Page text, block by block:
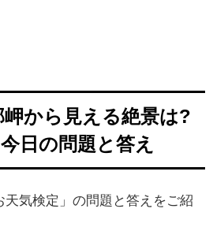
岬から見える絶景は?
日の問題と答え
天気検定」の問題と答えをご紹